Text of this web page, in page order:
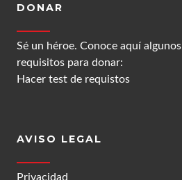
DONAR
Sé un héroe. Conoce aquí algunos
requisitos para donar:
Hacer test de requistos
AVISO LEGAL
Privacidad